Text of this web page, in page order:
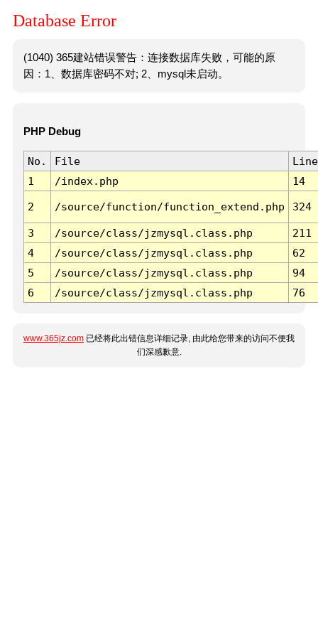
Database Error
(1040) 365建站错误警告：连接数据库失败，可能的原
因：1、数据库密码不对; 2、mysql未启动。
PHP Debug
No. File
Line
1
/index.php 14
2 /source/function/function_extend.php 324
3 /source/class/jzmysql.class.php
211
4
/source/class/jzmysql.class.php
62
5
/source/class/jzmysql.class.php
94
6
/source/class/jzmysql.class.php 76
www.365jz.com 已经将此出错信息详细记录, 由此给您带来的访问不便我
们深感歉意.